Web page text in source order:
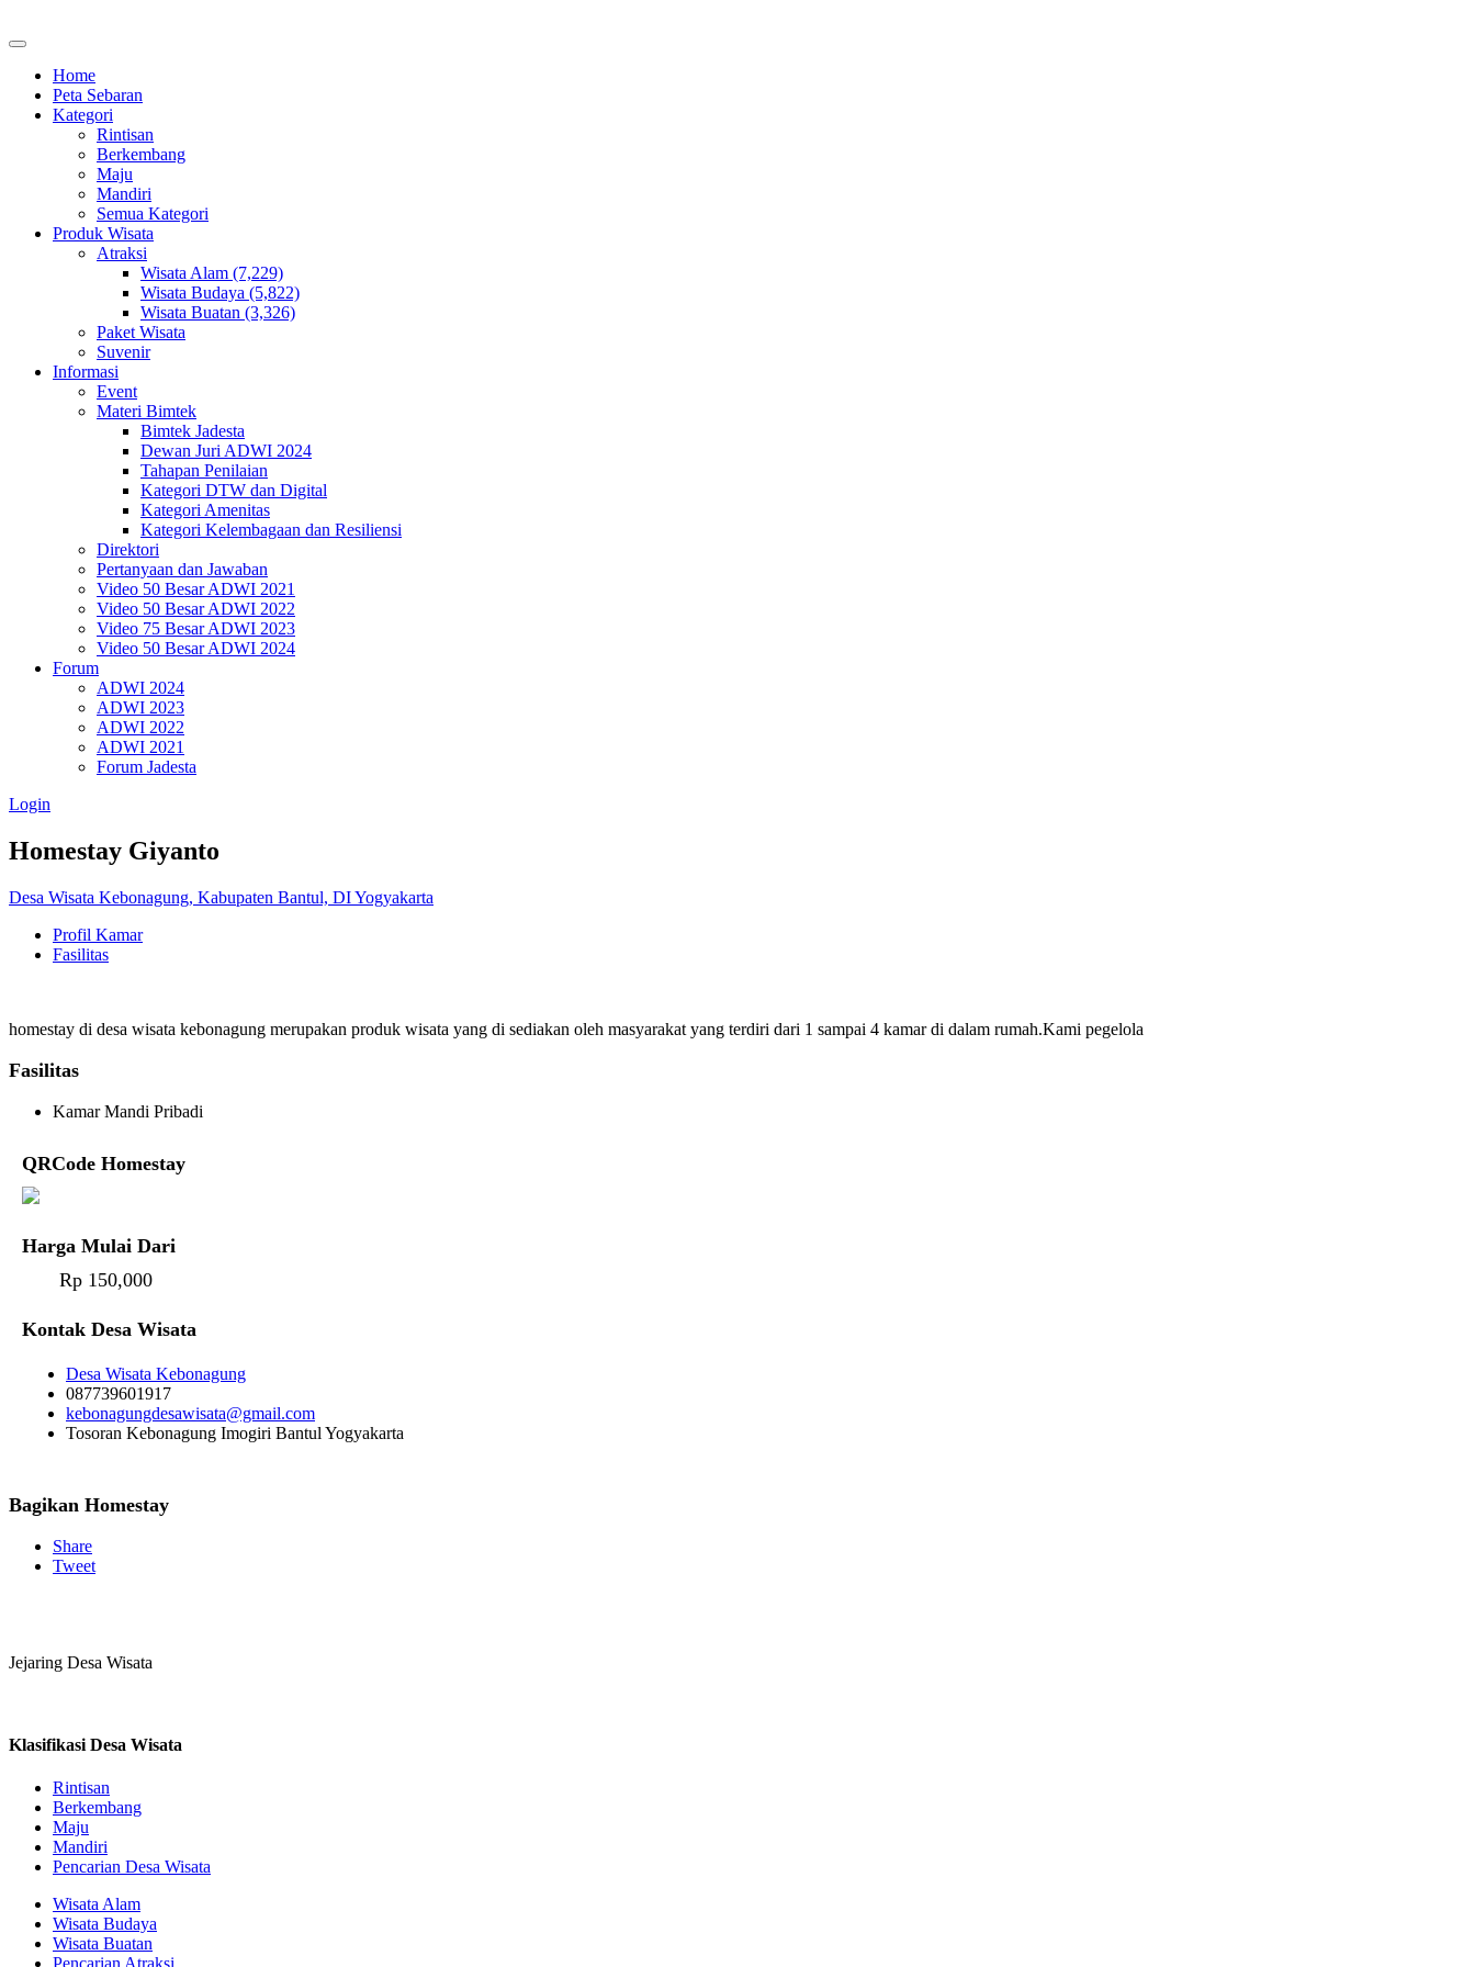
Home
Peta Sebaran
Kategori
Rintisan
Berkembang
Maju
Mandiri
Semua Kategori
Produk Wisata
Atraksi
Wisata Alam (7,229)
Wisata Budaya (5,822)
Wisata Buatan (3,326)
Paket Wisata
Suvenir
Informasi
Event
Materi Bimtek
Bimtek Jadesta
Dewan Juri ADWI 2024
Tahapan Penilaian
Kategori DTW dan Digital
Kategori Amenitas
Kategori Kelembagaan dan Resiliensi
Direktori
Pertanyaan dan Jawaban
Video 50 Besar ADWI 2021
Video 50 Besar ADWI 2022
Video 75 Besar ADWI 2023
Video 50 Besar ADWI 2024
Forum
ADWI 2024
ADWI 2023
ADWI 2022
ADWI 2021
Forum Jadesta
Login
Homestay Giyanto
Desa Wisata Kebonagung, Kabupaten Bantul, DI Yogyakarta
Profil Kamar
Fasilitas
homestay di desa wisata kebonagung merupakan produk wisata yang di sediakan oleh masyarakat yang terdiri dari 1 sampai 4 kamar di dalam rumah.Kami pegelola
Fasilitas
Kamar Mandi Pribadi
QRCode Homestay
Harga Mulai Dari
Rp 150,000
Kontak Desa Wisata
Desa Wisata Kebonagung
087739601917
kebonagungdesawisata@gmail.com
Tosoran Kebonagung Imogiri Bantul Yogyakarta
Bagikan Homestay
Share
Tweet
Jejaring Desa Wisata
Klasifikasi Desa Wisata
Rintisan
Berkembang
Maju
Mandiri
Pencarian Desa Wisata
Wisata Alam
Wisata Budaya
Wisata Buatan